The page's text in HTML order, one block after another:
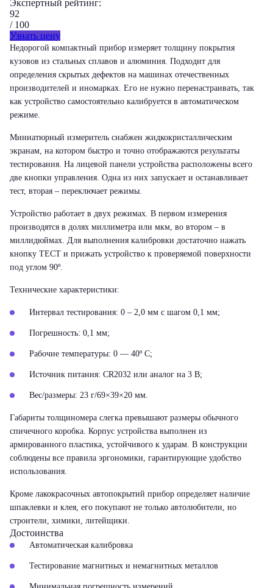
Экспертный рейтинг:
92
/ 100
Узнать цену
Недорогой компактный прибор измеряет толщину покрытия
кузовов из стальных сплавов и алюминия. Подходит для
определения скрытых дефектов на машинах отечественных
производителей и иномарках. Его не нужно перенастраивать, так
как устройство самостоятельно калибруется в автоматическом
режиме.
Миниатюрный измеритель снабжен жидкокристаллическим
экранам, на котором быстро и точно отображаются результаты
тестирования. На лицевой панели устройства расположены всего
две кнопки управления. Одна из них запускает и останавливает
тест, вторая – переключает режимы.
Устройство работает в двух режимах. В первом измерения
производятся в долях миллиметра или мкм, во втором – в
миллидюймах. Для выполнения калибровки достаточно нажать
кнопку ТЕСТ и прижать устройство к проверяемой поверхности
под углом 90º.
Технические характеристики:
Интервал тестирования: 0 – 2,0 мм с шагом 0,1 мм;
Погрешность: 0,1 мм;
Рабочие температуры: 0 — 40º С;
Источник питания: CR2032 или аналог на 3 В;
Вес/размеры: 23 г/69×39×20 мм.
Габариты толщиномера слегка превышают размеры обычного
спичечного коробка. Корпус устройства выполнен из
армированного пластика, устойчивого к ударам. В конструкции
соблюдены все правила эргономики, гарантирующие удобство
использования.
Кроме лакокрасочных автопокрытий прибор определяет наличие
шпаклевки и клея, его покупают не только автолюбители, но
строители, химики, литейщики.
Достоинства
Автоматическая калибровка
Тестирование магнитных и немагнитных металлов